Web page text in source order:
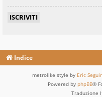
ISCRIVITI
Indice
metrolike style by Eric
Powered by phpBB®
Traduzione